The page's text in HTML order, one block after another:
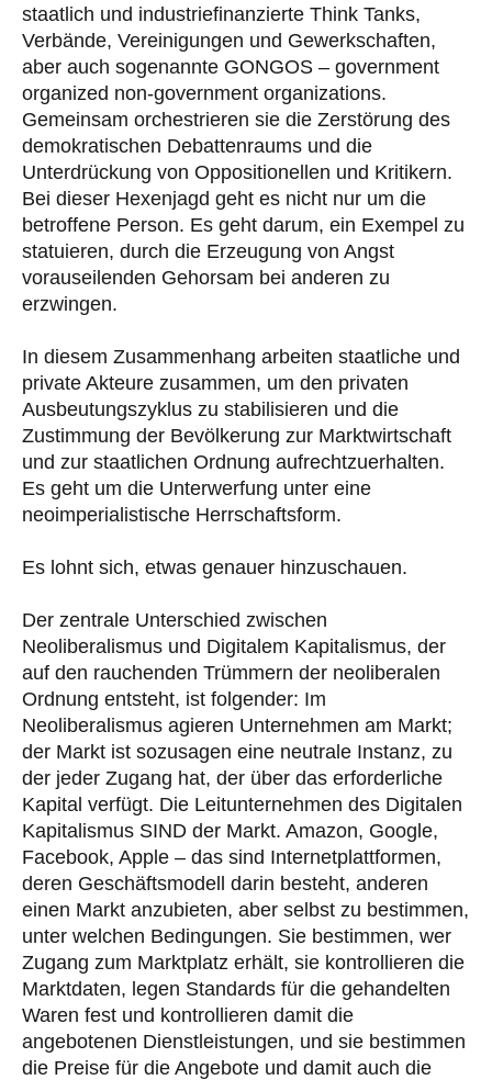
staatlich und industriefinanzierte Think Tanks,
Verbände, Vereinigungen und Gewerkschaften,
aber auch sogenannte GONGOS – government
organized non-government organizations.
Gemeinsam orchestrieren sie die Zerstörung des
demokratischen Debattenraums und die
Unterdrückung von Oppositionellen und Kritikern.
Bei dieser Hexenjagd geht es nicht nur um die
betroffene Person. Es geht darum, ein Exempel zu
statuieren, durch die Erzeugung von Angst
vorauseilenden Gehorsam bei anderen zu
erzwingen.
In diesem Zusammenhang arbeiten staatliche und
private Akteure zusammen, um den privaten
Ausbeutungszyklus zu stabilisieren und die
Zustimmung der Bevölkerung zur Marktwirtschaft
und zur staatlichen Ordnung aufrechtzuerhalten.
Es geht um die Unterwerfung unter eine
neoimperialistische Herrschaftsform.
Es lohnt sich, etwas genauer hinzuschauen.
Der zentrale Unterschied zwischen
Neoliberalismus und Digitalem Kapitalismus, der
auf den rauchenden Trümmern der neoliberalen
Ordnung entsteht, ist folgender: Im
Neoliberalismus agieren Unternehmen am Markt;
der Markt ist sozusagen eine neutrale Instanz, zu
der jeder Zugang hat, der über das erforderliche
Kapital verfügt. Die Leitunternehmen des Digitalen
Kapitalismus SIND der Markt. Amazon, Google,
Facebook, Apple – das sind Internetplattformen,
deren Geschäftsmodell darin besteht, anderen
einen Markt anzubieten, aber selbst zu bestimmen,
unter welchen Bedingungen. Sie bestimmen, wer
Zugang zum Marktplatz erhält, sie kontrollieren die
Marktdaten, legen Standards für die gehandelten
Waren fest und kontrollieren damit die
angebotenen Dienstleistungen, und sie bestimmen
die Preise für die Angebote und damit auch die